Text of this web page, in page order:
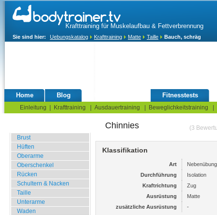
Krafttraining für Muskelaufbau & Fettverbrennung
Sie sind hier: Uebungskatalog Krafttraining Matte Taille Bauch, schräg
Home Blog Fitnesstests
Einleitung Krafttraining Ausdauertraining Beweglichkeitstraining
Brust
Hüften
Oberarme
Oberschenkel
Rücken
Schultern & Nacken
Taille
Unterarme
Waden
Chinnies (3
Klassifikation
Art
Nebenübung
Durchführung
Isolation
Kraftrichtung
Zug
Ausrüstung
Matte
zusätzliche Ausrüstung
-